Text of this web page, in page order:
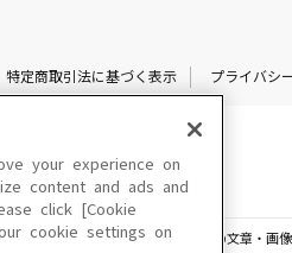
特定商取引法に基づく表示 プライバシ
このサイトに掲載されている一切の文章・画
your experience on
content and ads and
click [Cookie
cookie settings on